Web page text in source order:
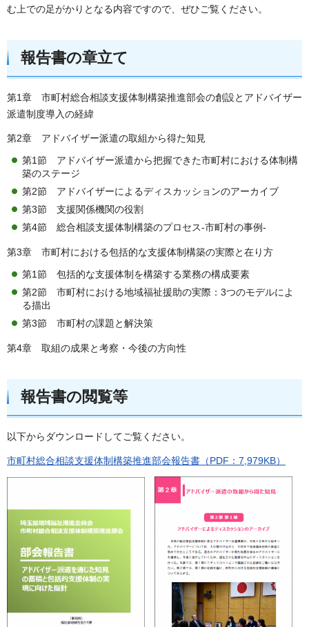
む上での足がかりとなる内容ですので、ぜひご覧ください。
報告書の章立て
第1章 市町村総合相談支援体制構築推進部会の創設とアドバイザー
派遣制度導入の経緯
第2章 アドバイザー派遣の取組から得た知見
第1節 アドバイザー派遣から把握できた市町村における体制構
築のステージ
第2節 アドバイザーによるディスカッションのアーカイブ
第3節 支援関係機関の役割
第4節 総合相談支援体制構築のプロセス-市町村の事例-
第3章 市町村における包括的な支援体制構築の実際と在り方
第1節 包括的な支援体制を構築する業務の構成要素
第2節 市町村における地域福祉援助の実際：3つのモデルによ
る描出
第3節 市町村の課題と解決策
第4章 取組の成果と考察・今後の方向性
報告書の閲覧等
以下からダウンロードしてご覧ください。
市町村総合相談支援体制構築推進部会報告書（PDF：7,979KB）